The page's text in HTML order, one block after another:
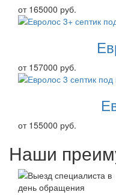
от 165000 руб.
от 157000 руб.
от 155000 руб.
Наши